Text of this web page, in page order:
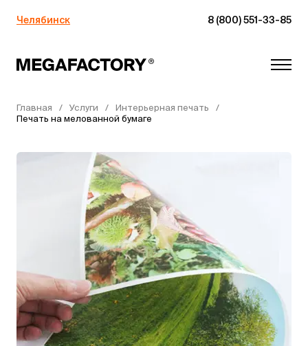
Челябинск 8 (800) 551-33-85
Главная Услуги
Интерьерная печать
Печать на мелованной бумаге